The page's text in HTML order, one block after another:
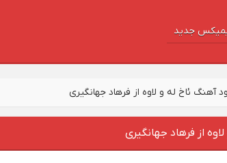
جدید
آهنگ ئاخ له و لاوه از فرهاد جهانگیری
از فرهاد جهانگیری